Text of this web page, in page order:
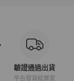
驗證通過出貨
平台發貨給買家